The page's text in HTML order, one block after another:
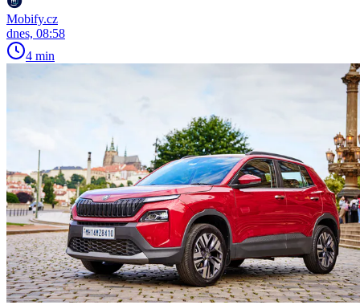
Mobify.cz
dnes, 08:58
4 min